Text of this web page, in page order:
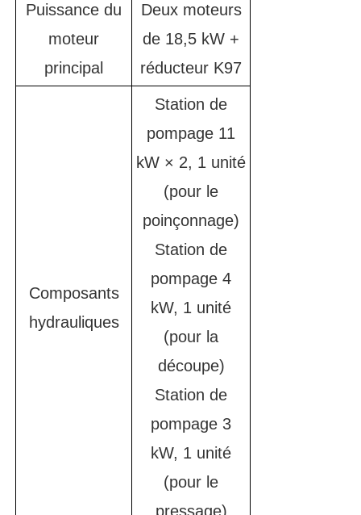
Puissance du
moteur
principal
Deux moteurs
de 18,5 kW +
réducteur K97
Composants
hydrauliques
Station de
pompage 11
kW × 2, 1 unité
(pour le
poinçonnage)
Station de
pompage 4
kW, 1 unité
(pour la
découpe)
Station de
pompage 3
kW, 1 unité
(pour le
pressage)